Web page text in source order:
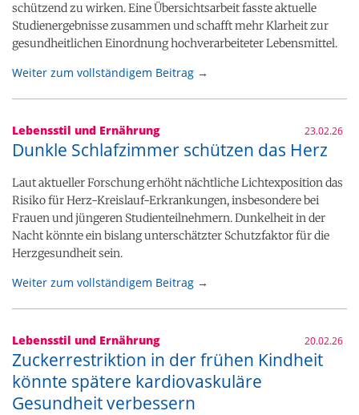
schützend zu wirken. Eine Übersichtsarbeit fasste aktuelle
Studienergebnisse zusammen und schafft mehr Klarheit zur
gesundheitlichen Einordnung hochverarbeiteter Lebensmittel.
Weiter zum vollständigem Beitrag →
Lebensstil und Ernährung 23.02.26
Dunkle Schlafzimmer schützen das Herz
Laut aktueller Forschung erhöht nächtliche Lichtexposition das
Risiko für Herz-Kreislauf-Erkrankungen, insbesondere bei
Frauen und jüngeren Studienteilnehmern. Dunkelheit in der
Nacht könnte ein bislang unterschätzter Schutzfaktor für die
Herzgesundheit sein.
Weiter zum vollständigem Beitrag →
Lebensstil und Ernährung 20.02.26
Zuckerrestriktion in der frühen Kindheit
könnte spätere kardiovaskuläre
Gesundheit verbessern